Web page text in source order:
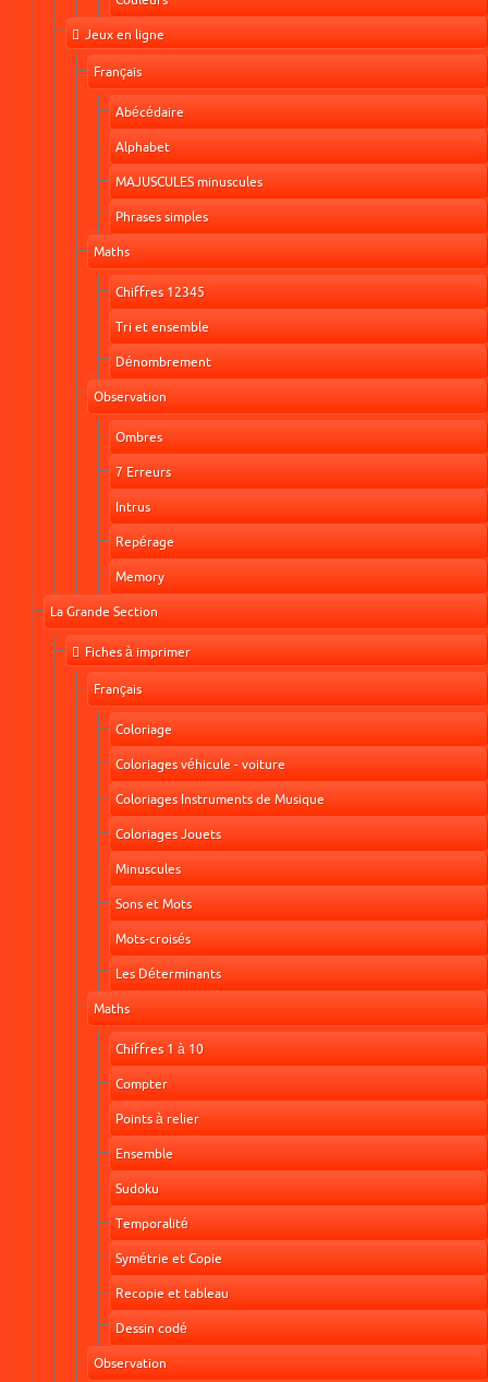
Jeux en ligne
Français
Abécédaire
Alphabet
MAJUSCULES minuscules
Phrases simples
Maths
Chiffres 12345
Tri et ensemble
Dénombrement
Observation
Ombres
7 Erreurs
Intrus
Repérage
Memory
La Grande Section
Fiches à imprimer
Français
Coloriage
Coloriages véhicule - voiture
Coloriages Instruments de Musique
Coloriages Jouets
Minuscules
Sons et Mots
Mots-croisés
Les Déterminants
Maths
Chiffres 1 à 10
Compter
Points à relier
Ensemble
Sudoku
Temporalité
Symétrie et Copie
Recopie et tableau
Dessin codé
Observation